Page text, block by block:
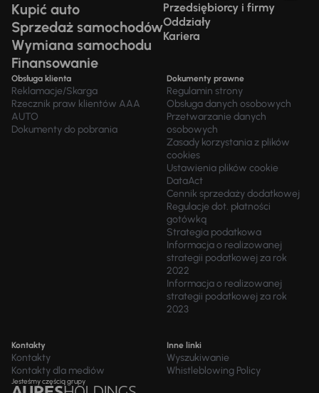
Kupić auto
Sprzedaż samochodów
Wymiana samochodu
Finansowanie
Przedsiębiorcy i firmy
Oddziały
Kariera
Obsługa klienta
Reklamacje/Skarga
Rzecznik praw klientów AAA
AUTO
Dokumenty do pobrania
Dokumenty prawne
Regulamin strony
Obsługa danych osobowych
Przetwarzanie danych
osobowych
Zasady korzystania z plików
cookies
Ustawienia plików cookie
DataAct
Cennik sprzedaży dodatkowej
Regulacje dot. płatności
gotówką
Strategia podatkowa
Informacja o realizowanej
strategii podatkowej za rok
2022
Informacja o realizowanej
strategii podatkowej za rok
2023
Kontakty
Kontakty
Kontakty dla mediów
Inne linki
Wyszukiwanie
Whistleblowing Policy
Jesteśmy częścią grupy